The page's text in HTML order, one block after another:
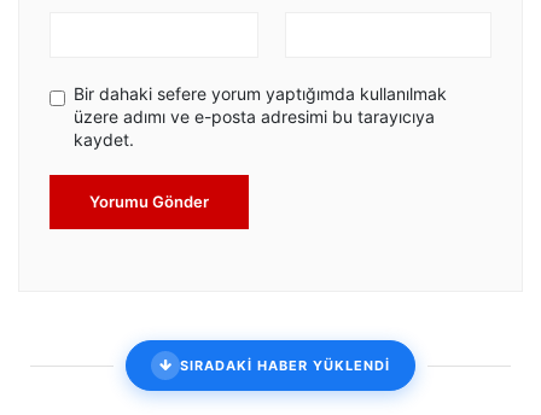
Bir dahaki sefere yorum yaptığımda kullanılmak
üzere adımı ve e-posta adresimi bu tarayıcıya
kaydet.
Yorumu Gönder
SIRADAKİ HABER YÜKLENDİ